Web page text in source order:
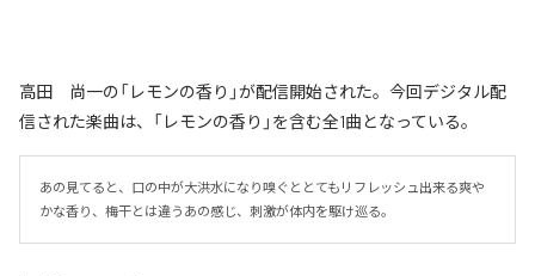
高田 尚一の「レモンの香り」が配信開始された。今回デジタル配
信された楽曲は、「レモンの香り」を含む全1曲となっている。
あの見てると、口の中が大洪水になり嗅ぐととてもリフレッシュ出来る爽や
かな香り、梅干とは違うあの感じ、刺激が体内を駆け巡る。